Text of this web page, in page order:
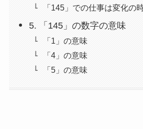
「145」での仕事は変化の
5. 「145」の数字の意味
「1」の意味
「4」の意味
「5」の意味